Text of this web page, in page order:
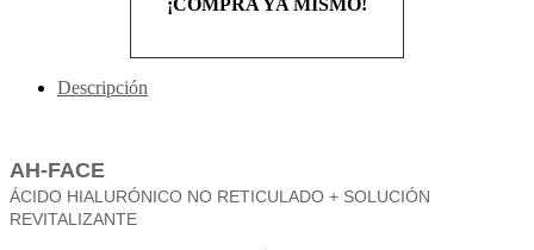
Descripción
AH-FACE
ÁCIDO HIALURÓNICO NO RETICULADO + SOLUCIÓN
REVITALIZANTE